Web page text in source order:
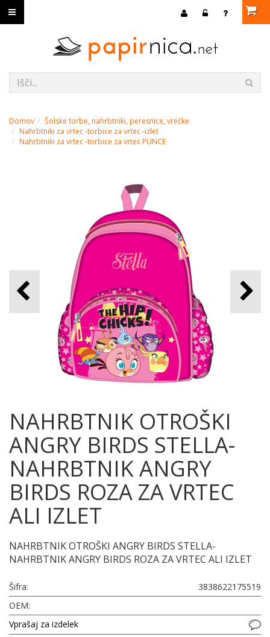
Domov
Šolske torbe, nahrbtniki, peresnice, vrečke
Nahrbtniki za vrtec -torbice za vrtec -izlet
Nahrbtniki za vrtec -torbice za vrtec PUNCE
NAHRBTNIK OTROŠKI
ANGRY BIRDS STELLA-
NAHRBTNIK ANGRY
BIRDS ROZA ZA VRTEC
ALI IZLET
NAHRBTNIK OTROŠKI ANGRY BIRDS STELLA-
NAHRBTNIK ANGRY BIRDS ROZA ZA VRTEC ALI IZLET
Šifra:
3838622175519
OEM:
Vprašaj za izdelek